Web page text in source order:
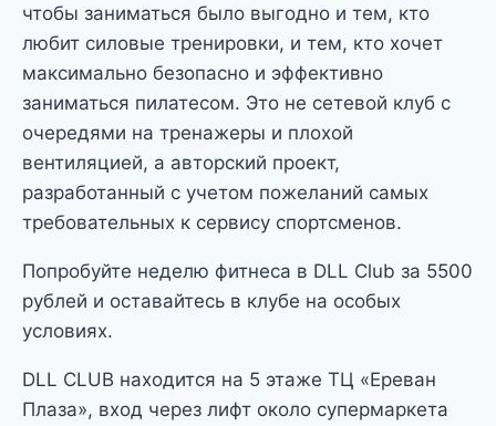
чтобы заниматься было выгодно и тем, кто
любит силовые тренировки, и тем, кто хочет
максимально безопасно и эффективно
заниматься пилатесом. Это не сетевой клуб с
очередями на тренажеры и плохой
вентиляцией, а авторский проект,
разработанный с учетом пожеланий самых
требовательных к сервису спортсменов.
Попробуйте неделю фитнеса в DLL Club за 5500
рублей и оставайтесь в клубе на особых
условиях.
DLL CLUB находится на 5 этаже ТЦ «Ереван
Плаза», вход через лифт около супермаркета